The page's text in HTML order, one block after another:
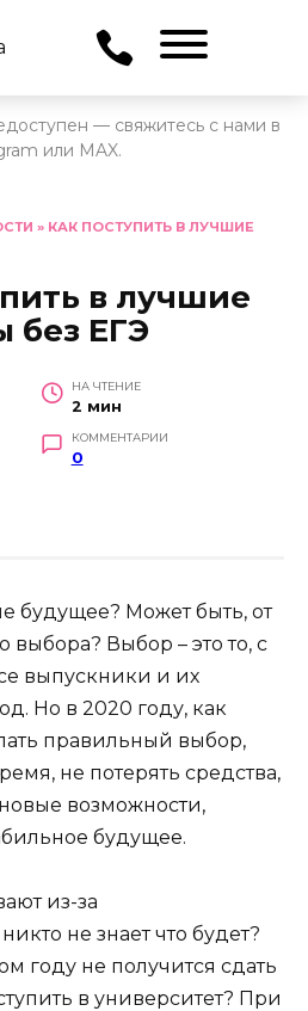
— свяжитесь с нами в
или MAX.
» КАК ПОСТУПИТЬ В ЛУЧШИЕ
в лучшие
без ЕГЭ
НА ЧТЕНИЕ
2 мин
КОММЕНТАРИИ
0
будущее? Может быть, от
выбора? Выбор – это то, с
выпускники и их
Но в 2020 году, как
правильный выбор,
не потерять средства,
возможности,
будущее.
из-за
не знает что будет?
году не получится сдать
в университет? При